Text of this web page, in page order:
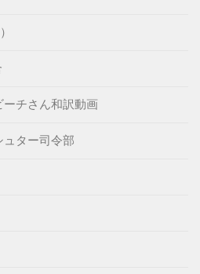
チさん和訳動画
ター司令部